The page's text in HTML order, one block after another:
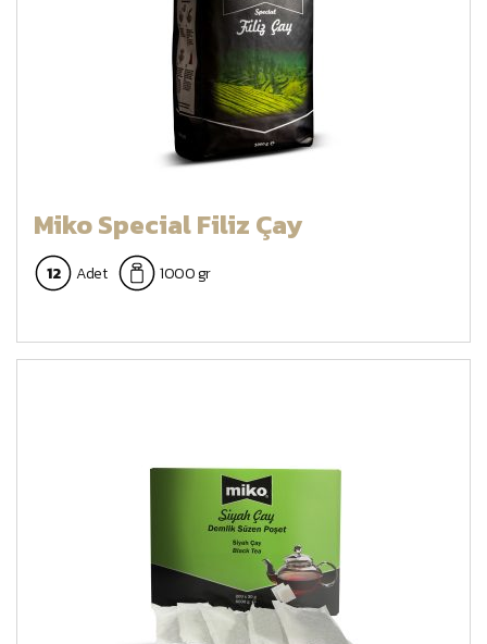
Miko Special Filiz Çay
12 Adet 1000 gr